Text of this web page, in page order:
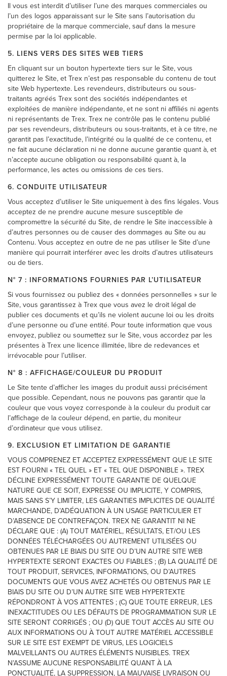
Il vous est interdit d’utiliser l’une des marques commerciales ou
l’un des logos apparaissant sur le Site sans l’autorisation du
propriétaire de la marque commerciale, sauf dans la mesure
permise par la loi applicable.
5. LIENS VERS DES SITES WEB TIERS
En cliquant sur un bouton hypertexte tiers sur le Site, vous
quitterez le Site, et Trex n’est pas responsable du contenu de tout
site Web hypertexte. Les revendeurs, distributeurs ou sous-
traitants agréés Trex sont des sociétés indépendantes et
exploitées de manière indépendante, et ne sont ni affiliés ni agents
ni représentants de Trex. Trex ne contrôle pas le contenu publié
par ses revendeurs, distributeurs ou sous-traitants, et à ce titre, ne
garantit pas l’exactitude, l’intégrité ou la qualité de ce contenu, et
ne fait aucune déclaration ni ne donne aucune garantie quant à, et
n’accepte aucune obligation ou responsabilité quant à, la
performance, les actes ou omissions de ces tiers.
6. CONDUITE UTILISATEUR
Vous acceptez d’utiliser le Site uniquement à des fins légales. Vous
acceptez de ne prendre aucune mesure susceptible de
compromettre la sécurité du Site, de rendre le Site inaccessible à
d’autres personnes ou de causer des dommages au Site ou au
Contenu. Vous acceptez en outre de ne pas utiliser le Site d’une
manière qui pourrait interférer avec les droits d’autres utilisateurs
ou de tiers.
N° 7 : INFORMATIONS FOURNIES PAR L’UTILISATEUR
Si vous fournissez ou publiez des « données personnelles » sur le
Site, vous garantissez à Trex que vous avez le droit légal de
publier ces documents et qu’ils ne violent aucune loi ou les droits
d’une personne ou d’une entité. Pour toute information que vous
envoyez, publiez ou soumettez sur le Site, vous accordez par les
présentes à Trex une licence illimitée, libre de redevances et
irrévocable pour l’utiliser.
N° 8 : AFFICHAGE/COULEUR DU PRODUIT
Le Site tente d’afficher les images du produit aussi précisément
que possible. Cependant, nous ne pouvons pas garantir que la
couleur que vous voyez corresponde à la couleur du produit car
l’affichage de la couleur dépend, en partie, du moniteur
d’ordinateur que vous utilisez.
9. EXCLUSION ET LIMITATION DE GARANTIE
VOUS COMPRENEZ ET ACCEPTEZ EXPRESSÉMENT QUE LE SITE
EST FOURNI « TEL QUEL » ET « TEL QUE DISPONIBLE ». TREX
DÉCLINE EXPRESSÉMENT TOUTE GARANTIE DE QUELQUE
NATURE QUE CE SOIT, EXPRESSE OU IMPLICITE, Y COMPRIS,
MAIS SANS S’Y LIMITER, LES GARANTIES IMPLICITES DE QUALITÉ
MARCHANDE, D’ADÉQUATION À UN USAGE PARTICULIER ET
D’ABSENCE DE CONTREFAÇON. TREX NE GARANTIT NI NE
DÉCLARE QUE : (A) TOUT MATÉRIEL, RÉSULTATS, ET/OU LES
DONNÉES TÉLÉCHARGÉES OU AUTREMENT UTILISÉES OU
OBTENUES PAR LE BIAIS DU SITE OU D’UN AUTRE SITE WEB
HYPERTEXTE SERONT EXACTES OU FIABLES ; (B) LA QUALITÉ DE
TOUT PRODUIT, SERVICES, INFORMATIONS, OU D’AUTRES
DOCUMENTS QUE VOUS AVEZ ACHETÉS OU OBTENUS PAR LE
BIAIS DU SITE OU D’UN AUTRE SITE WEB HYPERTEXTE
RÉPONDRONT À VOS ATTENTES ; (C) QUE TOUTE ERREUR, LES
INEXACTITUDES OU LES DÉFAUTS DE PROGRAMMATION SUR LE
SITE SERONT CORRIGÉS ; OU (D) QUE TOUT ACCÈS AU SITE OU
AUX INFORMATIONS OU À TOUT AUTRE MATÉRIEL ACCESSIBLE
SUR LE SITE EST EXEMPT DE VIRUS, LES LOGICIELS
MALVEILLANTS OU AUTRES ÉLÉMENTS NUISIBLES. TREX
N’ASSUME AUCUNE RESPONSABILITÉ QUANT À LA
PONCTUALITÉ, LA SUPPRESSION, LA MAUVAISE LIVRAISON OU